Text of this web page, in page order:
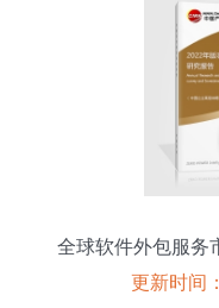
全球软件外包服务
更新时间